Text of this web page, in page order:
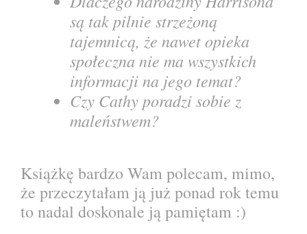
są tak pilnie strzeżoną
tajemnicą, że nawet opieka
społeczna nie ma wszystkich
informacji na jego temat?
Czy Cathy poradzi sobie z
maleństwem?
Książkę bardzo Wam polecam, mimo,
że przeczytałam ją już ponad rok temu
to nadal doskonale ją pamiętam :)